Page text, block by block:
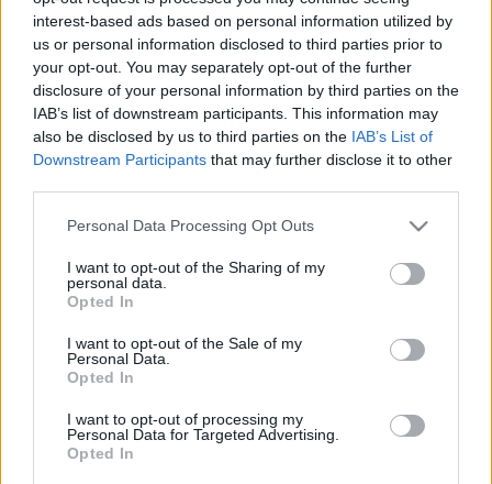
interest-based ads based on personal information utilized by
us or personal information disclosed to third parties prior to
your opt-out. You may separately opt-out of the further
disclosure of your personal information by third parties on the
IAB’s list of downstream participants. This information may
also be disclosed by us to third parties on the IAB’s List of
Downstream Participants that may further disclose it to other
Please note that this website/app uses one or more Google
not limited to your visit or usage behaviour. You may click to
grant or deny consent to Google and its third-party tags to
use your data for below specified purposes in below Google
consent section.
Personal Data Processing Opt Outs
I want to opt-out of the Sharing of my
personal data.
Opted In
I want to opt-out of the Sale of my
Personal Data.
Opted In
I want to opt-out of processing my
Personal Data for Targeted Advertising.
Opted In
Filmrecorder. A nő, aki mindenkit
meztelenre vetkőztetett
2022. március 29.
Jane Campiont a világ legjobb női filmrendezőjeként
szokás emlegetni. Ő az egyetlen nő, akit egynél
nő, aki Cannes-ban Arany Pálmát nyert, és ő az,
akinek a hívó szavára bármely sztárszínész mindent